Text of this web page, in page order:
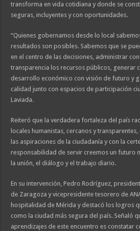
transforma en vida cotidiana y donde se
seguras, incluyentes y con oportunidades.
“Quienes gobernamos desde lo local
resultados son posibles. Sabemos que se
en el centro de las decisiones, administrar
transparencia los recursos públicos, generar
desarrollo económico con visión de futuro y
calidad junto con espacios de participación
Laviada.
Reiteró que la verdadera fortaleza del país
locales humanistas, cercanos y
las aspiraciones de la ciudadanía y con la
responsabilidad de servir creemos un futuro
la unión, el diálogo y el trabajo diario.
En su intervención, Pedro Rodríguez,
de Zaragoza y vicepresidente tesorero de
hospitalidad de Mérida y destacó los logros
como la ciudad más segura del país. Señaló
aprendizajes de este encuentro es constatar